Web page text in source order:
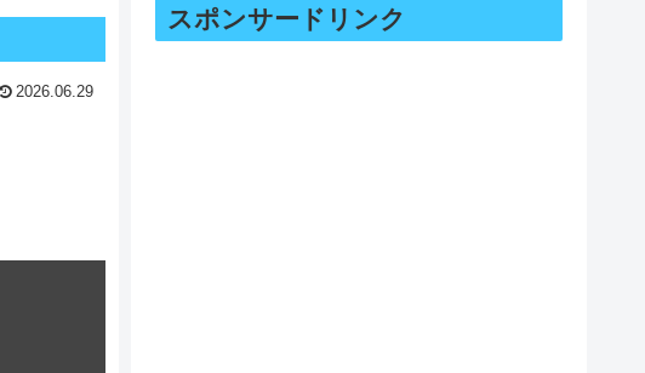
2026.06.29
スポンサードリンク